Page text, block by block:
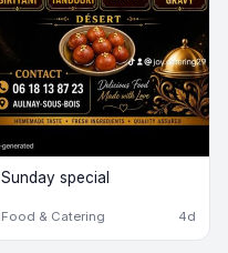
Sunday special
Food & Catering 4d